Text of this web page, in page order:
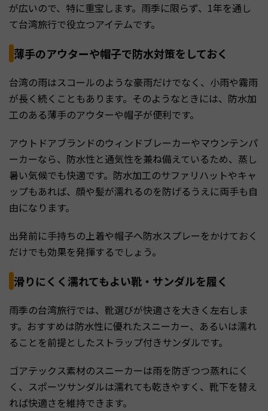
が広いので、特に重宝します。雨季に限らず、1年を通し
て台湾旅行で役立つアイテムです。
薄手のアウターや帽子で防水対策をしておく
台湾の雨はスコールのような豪雨だけでなく、小雨や霧雨
が長く続くこともあります。そのようなときには、防水加
工のある薄手のアウターや帽子が便利です。
アウトドアブランドのウィンドブレーカーやマウンテンパ
ーカーなら、防水性と通気性を兼ね備えているため、蒸し
暑い気候でも快適です。防水加工のサファリハットやキャ
ップもあれば、顔や髪が濡れるのを防げるうえに両手も自
由になります。
出発前に手持ちの上着や帽子へ防水スプレーをかけておく
だけでも効果を発揮するでしょう。
滑りにくく濡れてもよい靴・サンダルを履く
雨季の台湾旅行では、靴選びが快適さを大きく左右しま
す。おすすめは防水性に優れたスニーカー、あるいは濡れ
ることを前提としたストラップ付きサンダルです。
ゴアテックス素材のスニーカーは雨を防ぎつつ蒸れにく
く、スポーツサンダルは濡れても乾きやすく、靴下を替え
れば快適さを維持できます。